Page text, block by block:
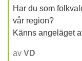
r
:
Har du som
vår region?
Känns angeläget
av VD